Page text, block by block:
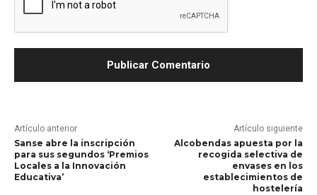
Artículo anterior
Sanse abre la inscripción
para sus segundos ‘Premios
Locales a la Innovación
Educativa’
Artículo siguiente
Alcobendas apuesta por la
recogida selectiva de
envases en los
establecimientos de
hostelería